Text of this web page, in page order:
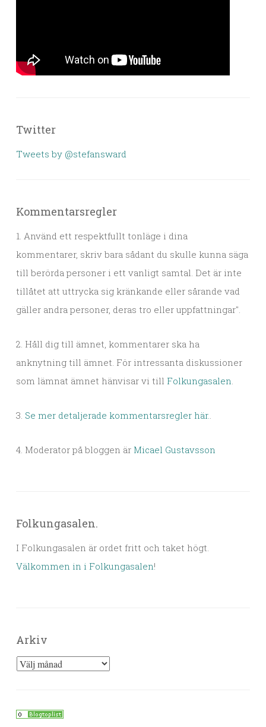
Twitter
Tweets by @stefansward
Kommentarsregler
1. Använd ett respektfullt tonläge i dina
kommentarer, skriv bara sådant du skulle kunna säga
till berörda personer i ett vanligt samtal. Det är inte
tillåtet att uttrycka sig kränkande eller sårande vad
gäller andra personer, deras tro eller uppfattningar".
2. Håll dig till ämnet, kommentarer ska ha
anknytning till ämnet. För intressanta diskussioner
som lämnat ämnet hänvisar vi till Folkungasalen.
3. Se mer detaljerade kommentarsregler här..
4. Moderator på bloggen är Micael Gustavsson
Folkungasalen.
I Folkungasalen är ordet fritt och taket högt.
Välkommen in i Folkungasalen!
Arkiv
Arkiv